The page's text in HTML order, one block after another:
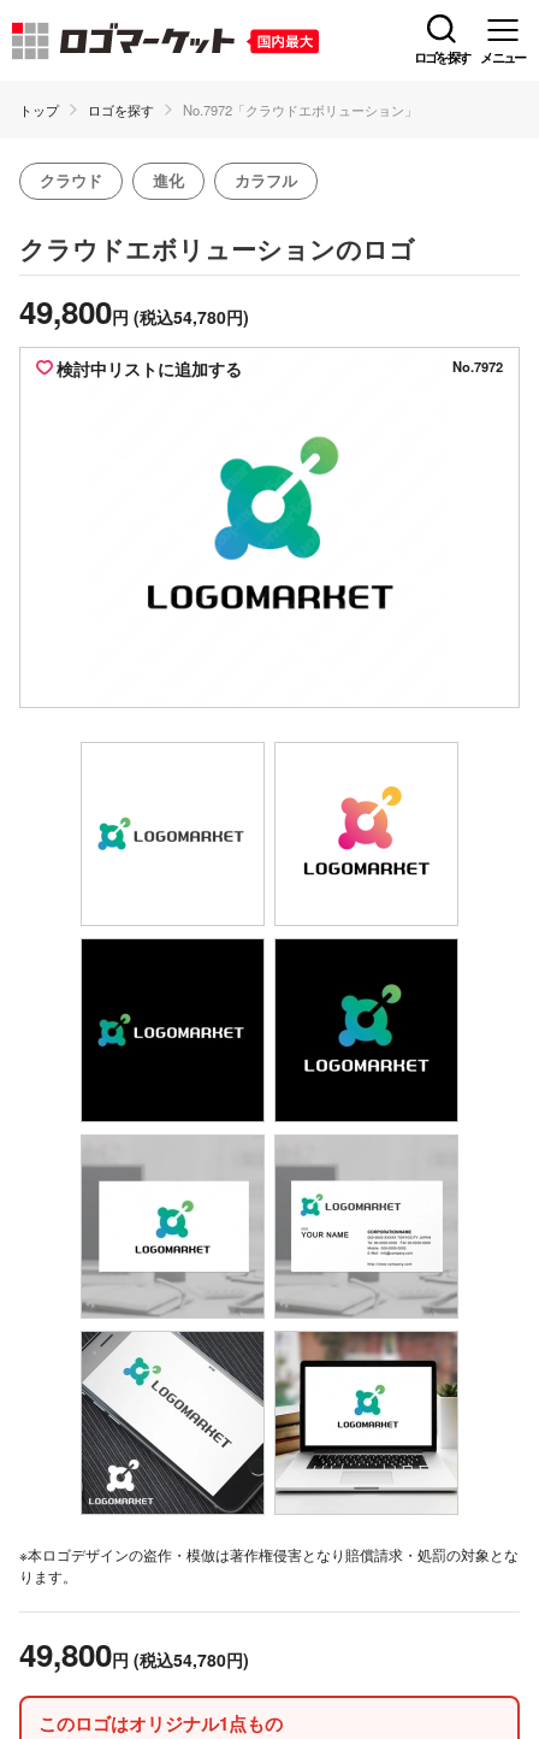
ロゴを探す メニュー
トップ ロゴを探す No.7972「クラウドエボリューション」
クラウド 進化 カラフル
クラウドエボリューションのロゴ
49,800円 (税込54,780円)
検討中リストに追加する No.7972
※本ロゴデザインの盗作・模倣は著作権侵害となり賠償請求・処罰の対象とな
ります。
49,800円 (税込54,780円)
このロゴはオリジナル1点もの